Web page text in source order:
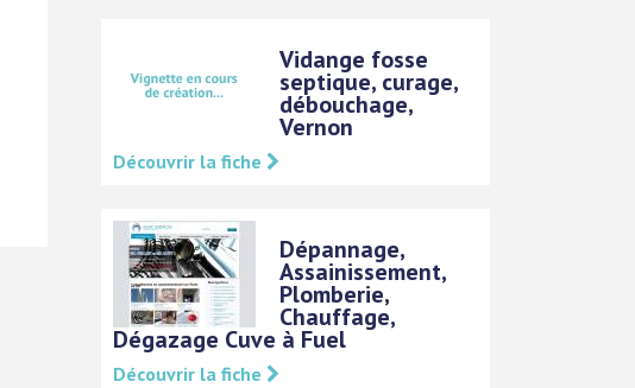
Vidange fosse
septique, curage,
débouchage,
Vernon
Découvrir la fiche
Dépannage,
Assainissement,
Plomberie,
Chauffage,
Dégazage Cuve à Fuel
Découvrir la fiche